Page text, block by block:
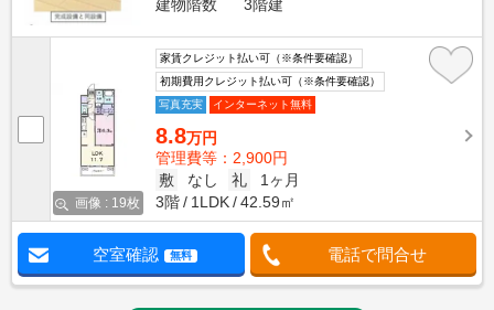
建物階数
3階建
画像 : 19枚
家賃クレジット払い可（※条件要確認）
初期費用クレジット払い可（※条件要確認）
写真充実
インターネット無料
8.8万円
管理費等：2,900円
敷
なし 礼
1ヶ月
3階
1LDK 42.59㎡
空室確認 無料 電話で問合せ